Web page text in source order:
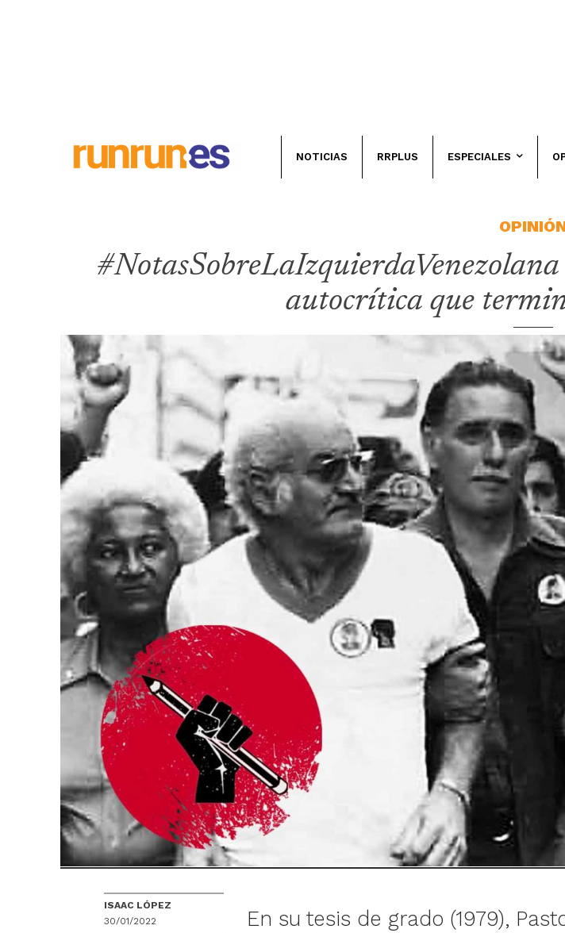
NOTICIAS RRPLUS ESPECIALES
autocrítica que
ISAAC LÓPEZ
30/01/2022
En su tesis de grado (1979),